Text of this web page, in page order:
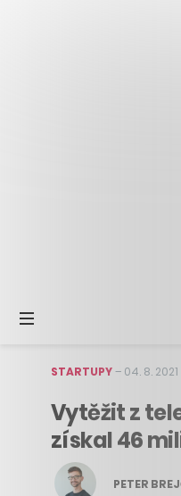
STARTUPY– 04. 8. 2021
Vytěžit z
získal 46
PETER